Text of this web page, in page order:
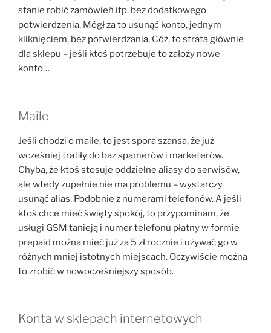
stanie robić zamówień itp. bez dodatkowego
potwierdzenia. Mógł za to usunąć konto, jednym
kliknięciem, bez potwierdzania. Cóż, to strata głównie
dla sklepu – jeśli ktoś potrzebuje to założy nowe
konto…
Maile
Jeśli chodzi o maile, to jest spora szansa, że już
wcześniej trafiły do baz spamerów i marketerów.
Chyba, że ktoś stosuje oddzielne aliasy do serwisów,
ale wtedy zupełnie nie ma problemu – wystarczy
usunąć alias. Podobnie z numerami telefonów. A jeśli
ktoś chce mieć święty spokój, to przypominam, że
usługi GSM tanieją i numer telefonu płatny w formie
prepaid można mieć już za 5 zł rocznie i używać go w
różnych mniej istotnych miejscach. Oczywiście można
to zrobić w nowocześniejszy sposób.
Konta w sklepach internetowych